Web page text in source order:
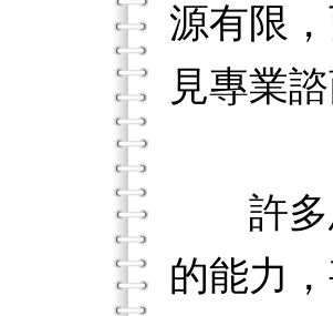
源有限
見專業
許多患
的能力